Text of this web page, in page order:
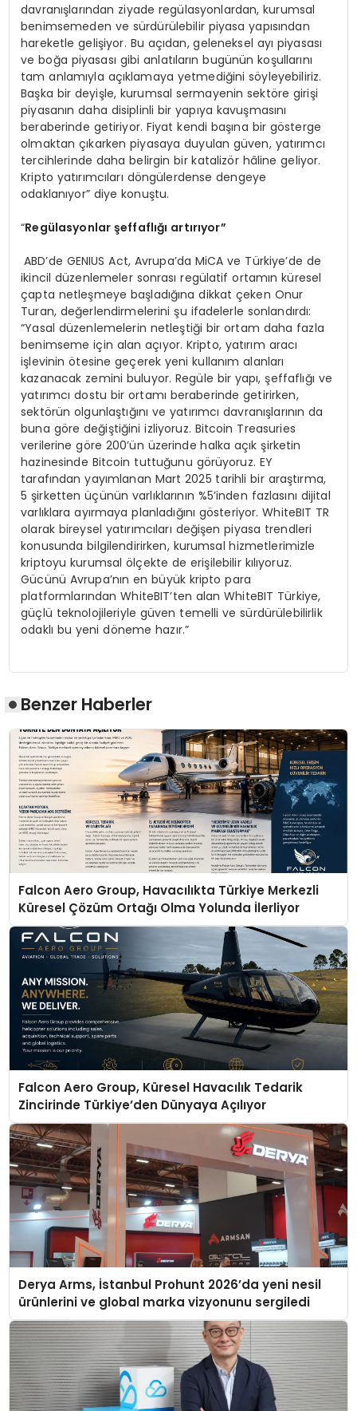
davranışlarından ziyade regülasyonlardan, kurumsal
benimsemeden ve sürdürülebilir piyasa yapısından
hareketle gelişiyor. Bu açıdan, geleneksel ayı piyasası
ve boğa piyasası gibi anlatıların bugünün koşullarını
tam anlamıyla açıklamaya yetmediğini söyleyebiliriz.
Başka bir deyişle, kurumsal sermayenin sektöre girişi
piyasanın daha disiplinli bir yapıya kavuşmasını
beraberinde getiriyor. Fiyat kendi başına bir gösterge
olmaktan çıkarken piyasaya duyulan güven, yatırımcı
tercihlerinde daha belirgin bir katalizör hâline geliyor.
Kripto yatırımcıları döngülerdense dengeye
odaklanıyor” diye konuştu.
“Regülasyonlar şeffaflığı artırıyor”
ABD’de GENIUS Act, Avrupa’da MiCA ve Türkiye’de de
ikincil düzenlemeler sonrası regülatif ortamın küresel
çapta netleşmeye başladığına dikkat çeken Onur
Turan, değerlendirmelerini şu ifadelerle sonlandırdı:
“Yasal düzenlemelerin netleştiği bir ortam daha fazla
benimseme için alan açıyor. Kripto, yatırım aracı
işlevinin ötesine geçerek yeni kullanım alanları
kazanacak zemini buluyor. Regüle bir yapı, şeffaflığı ve
yatırımcı dostu bir ortamı beraberinde getirirken,
sektörün olgunlaştığını ve yatırımcı davranışlarının da
buna göre değiştiğini izliyoruz. Bitcoin Treasuries
verilerine göre 200’ün üzerinde halka açık şirketin
hazinesinde Bitcoin tuttuğunu görüyoruz. EY
tarafından yayımlanan Mart 2025 tarihli bir araştırma,
5 şirketten üçünün varlıklarının %5’inden fazlasını dijital
varlıklara ayırmaya planladığını gösteriyor. WhiteBIT TR
olarak bireysel yatırımcıları değişen piyasa trendleri
konusunda bilgilendirirken, kurumsal hizmetlerimizle
kriptoyu kurumsal ölçekte de erişilebilir kılıyoruz.
Gücünü Avrupa’nın en büyük kripto para
platformlarından WhiteBIT’ten alan WhiteBIT Türkiye,
güçlü teknolojileriyle güven temelli ve sürdürülebilirlik
odaklı bu yeni döneme hazır.”
Benzer Haberler
Falcon Aero Group, Havacılıkta Türkiye Merkezli
Küresel Çözüm Ortağı Olma Yolunda İlerliyor
Falcon Aero Group, Küresel Havacılık Tedarik
Zincirinde Türkiye’den Dünyaya Açılıyor
Derya Arms, İstanbul Prohunt 2026’da yeni nesil
ürünlerini ve global marka vizyonunu sergiledi